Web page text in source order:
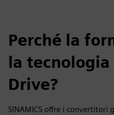
Perché la
la tecnologia
Drive?
SINAMICS offre i convertitori